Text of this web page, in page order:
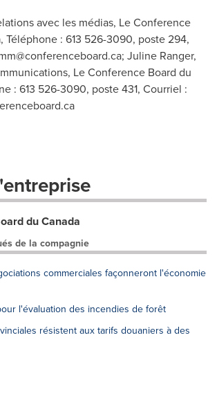
avec les médias, Le Conference
Téléphone : 613 526-3090, poste 294,
; Juline Ranger,
Le Conference Board du
: 613 526-3090, poste 431, Courriel :
du Canada
de la compagnie
commerciales façonneront l'économie
l'évaluation des incendies de forêt
résistent aux tarifs douaniers à des